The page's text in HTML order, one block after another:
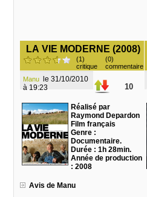
LA VIE MODERNE (2008)
(1)
critique
(0)
commentaire
Manu
à 19:23
10
Réalisé par
Raymond Depardon
Film français
Genre :
Documentaire.
Durée : 1h 28min.
Année de production
: 2008
Avis de Manu